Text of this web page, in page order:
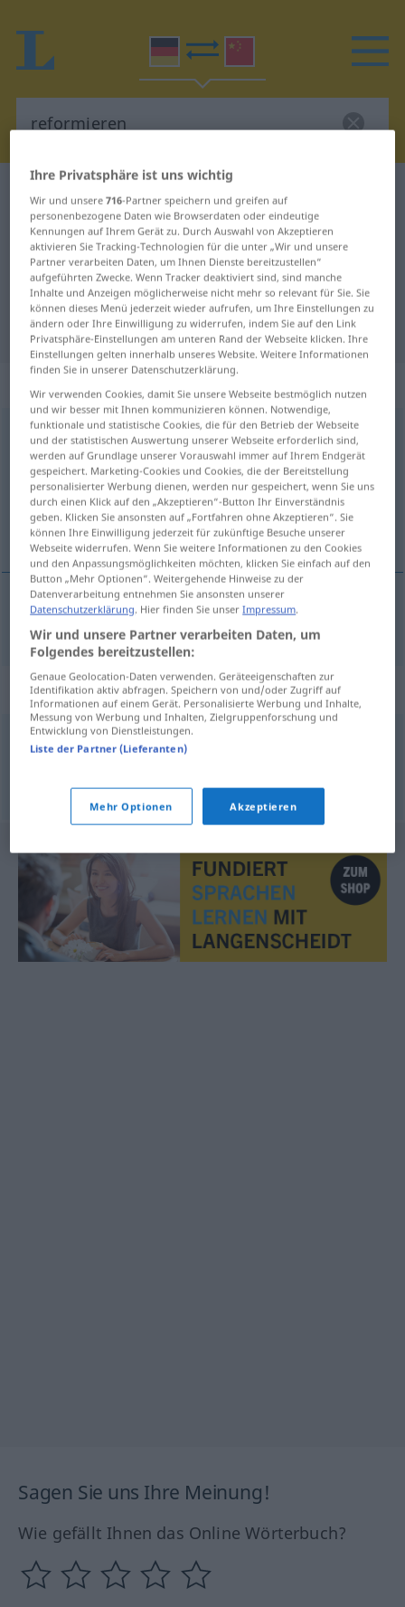
Deutsch-Chinesisch Übersetzung
für "reformieren"
"reformieren" Chinesisch
Übersetzung
„reformieren“ : transitives Verb
reformierenv/t
Übersicht aller Übersetzungen
(Für mehr Details die Übersetzung anklicken/antippen)
改革
Synonyme für "reformieren"
umbauen (fig.),umgestalten
© OpenThesaurus.de
Sagen Sie uns Ihre Meinung!
Wie gefällt Ihnen das Online Wörterbuch?
Ihre Privatsphäre ist uns wichtig
Wir und unsere716-Partner speichern und greifen auf
personenbezogene Daten wie Browserdaten oder eindeutige
Kennungen auf Ihrem Gerät zu. Durch Auswahl von Akzeptieren
aktivieren Sie Tracking-Technologien für die unter „Wir und unsere
Partner verarbeiten Daten, um Ihnen Dienste bereitzustellen“
aufgeführten Zwecke. Wenn Tracker deaktiviert sind, sind manche
Inhalte und Anzeigen möglicherweise nicht mehr so relevant für Sie. Sie
können dieses Menü jederzeit wieder aufrufen, um Ihre Einstellungen zu
ändern oder Ihre Einwilligung zu widerrufen, indem Sie auf den Link
Privatsphäre-Einstellungen am unteren Rand der Webseite klicken. Ihre
Einstellungen gelten innerhalb unseres Website. Weitere Informationen
finden Sie in unserer Datenschutzerklärung.
Wir verwenden Cookies, damit Sie unsere Webseite bestmöglich nutzen
und wir besser mit Ihnen kommunizieren können. Notwendige,
funktionale und statistische Cookies, die für den Betrieb der Webseite
und der statistischen Auswertung unserer Webseite erforderlich sind,
werden auf Grundlage unserer Vorauswahl immer auf Ihrem Endgerät
gespeichert. Marketing-Cookies und Cookies, die der Bereitstellung
personalisierter Werbung dienen, werden nur gespeichert, wenn Sie uns
durch einen Klick auf den „Akzeptieren“-Button Ihr Einverständnis
geben. Klicken Sie ansonsten auf „Fortfahren ohne Akzeptieren“. Sie
können Ihre Einwilligung jederzeit für zukünftige Besuche unserer
Webseite widerrufen. Wenn Sie weitere Informationen zu den Cookies
und den Anpassungsmöglichkeiten möchten, klicken Sie einfach auf den
Button „Mehr Optionen“. Weitergehende Hinweise zu der
Datenverarbeitung entnehmen Sie ansonsten unserer
Datenschutzerklärung. Hier finden Sie unserImpressum.
Wir und unsere Partner verarbeiten Daten, um
Folgendes bereitzustellen:
Genaue Geolocation-Daten verwenden. Geräteeigenschaften zur
Identifikation aktiv abfragen. Speichern von und/oder Zugriff auf
Informationen auf einem Gerät. Personalisierte Werbung und Inhalte,
Messung von Werbung und Inhalten, Zielgruppenforschung und
Entwicklung von Dienstleistungen.
Liste der Partner (Lieferanten)
Mehr Optionen Akzeptieren